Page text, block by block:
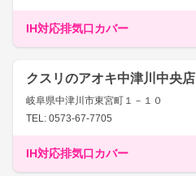
IH対応排気口カバー
クスリのアオキ中津川中央店
岐阜県中津川市東宮町１－１０
TEL: 0573-67-7705
IH対応排気口カバー